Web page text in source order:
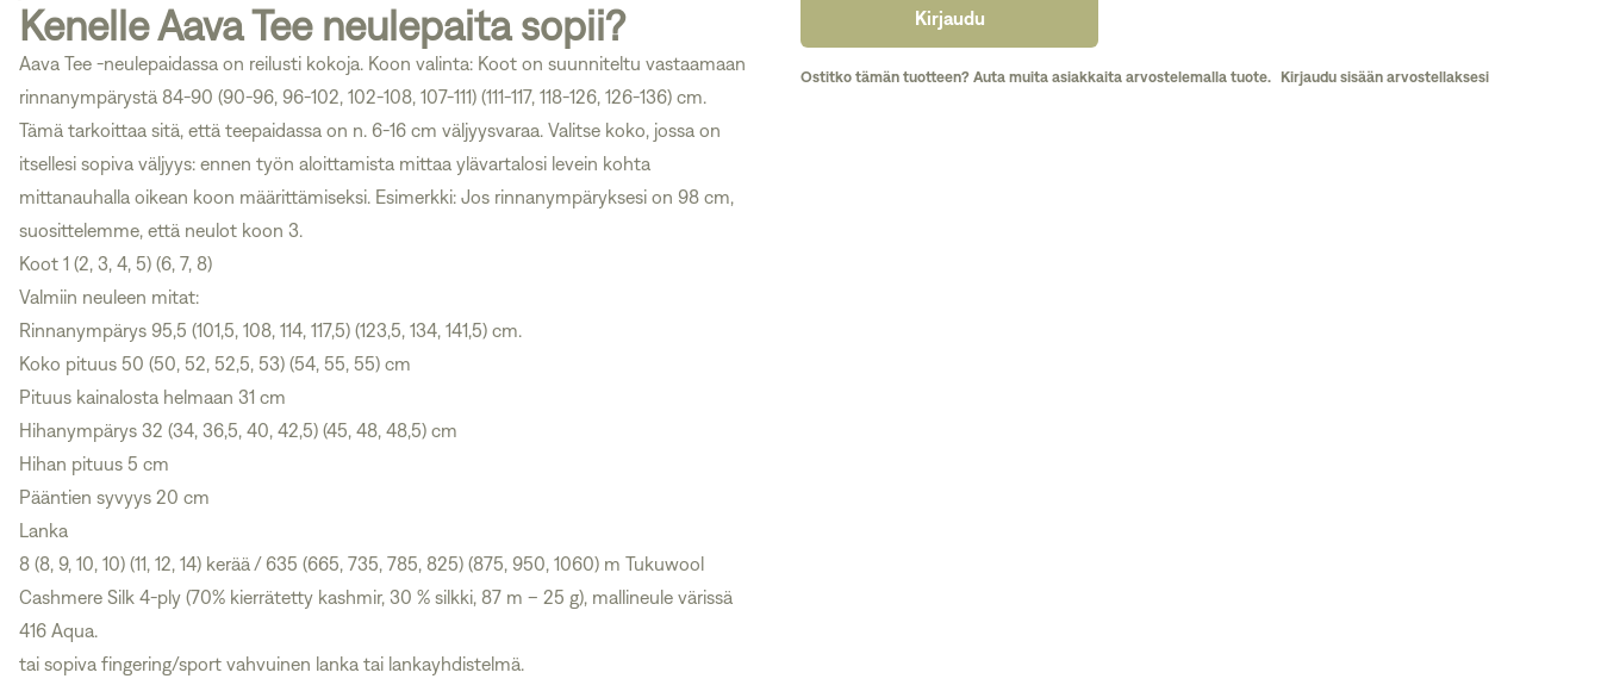
Kenelle Aava Tee neulepaita sopii?
Aava Tee -neulepaidassa on reilusti kokoja. Koon valinta: Koot on suunniteltu vastaamaan
rinnanympärystä 84-90 (90-96, 96-102, 102-108, 107-111) (111-117, 118-126, 126-136) cm.
Tämä tarkoittaa sitä, että teepaidassa on n. 6-16 cm väljyysvaraa. Valitse koko, jossa on
itsellesi sopiva väljyys: ennen työn aloittamista mittaa ylävartalosi levein kohta
mittanauhalla oikean koon määrittämiseksi. Esimerkki: Jos rinnanympäryksesi on 98 cm,
suosittelemme, että neulot koon 3.
Koot 1 (2, 3, 4, 5) (6, 7, 8)
Valmiin neuleen mitat:
Rinnanympärys 95,5 (101,5, 108, 114, 117,5) (123,5, 134, 141,5) cm.
Koko pituus 50 (50, 52, 52,5, 53) (54, 55, 55) cm
Pituus kainalosta helmaan 31 cm
Hihanympärys 32 (34, 36,5, 40, 42,5) (45, 48, 48,5) cm
Hihan pituus 5 cm
Pääntien syvyys 20 cm
Lanka
8 (8, 9, 10, 10) (11, 12, 14) kerää / 635 (665, 735, 785, 825) (875, 950, 1060) m Tukuwool
Cashmere Silk 4-ply (70% kierrätetty kashmir, 30 % silkki, 87 m – 25 g), mallineule värissä
416 Aqua.
tai sopiva fingering/sport vahvuinen lanka tai lankayhdistelmä.
Kirjaudu
Ostitko tämän tuotteen? Auta muita asiakkaita arvostelemalla tuote. Kirjaudu sisään arvostellaksesi